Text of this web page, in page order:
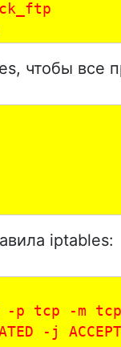
чтобы все
iptables:
-p tcp -
-j